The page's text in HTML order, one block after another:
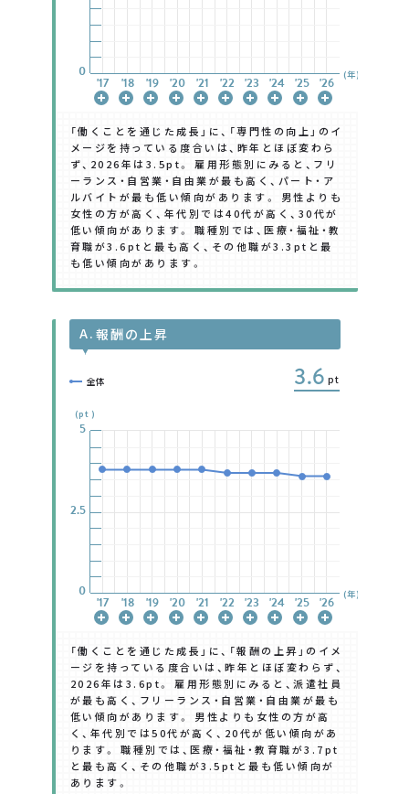
(年)
'17 '18 '19 '20 '21 '22 '23 '24 '25 '26
0
'17 '18 '19 '20 '21 '22 '23 '24 '25 '26
0
'17 '18 '19 '20 '21 '22 '23 '24 '25 '26
0
'17 '18 '19 '20 '21 '22 '23 '24 '25 '26
0
'17 '18 '19 '20 '21 '22 '23 '24 '25 '26
0
'17 '18 '19 '20 '21 '22 '23 '24 '25 '26
0
'17 '18 '19 '20 '21 '22 '23 '24 '25 '26
0
「働くことを通じた成長」に、「専門性の向上」のイ
メージを持っている度合いは、昨年とほぼ変わら
ず、2026年は3.5pt。 雇用形態別にみると、フリ
ーランス・自営業・自由業が最も高く、パート・ア
ルバイトが最も低い傾向があります。 男性よりも
女性の方が高く、年代別では40代が高く、30代が
低い傾向があります。 職種別では、医療・福祉・教
育職が3.6ptと最も高く、その他職が3.3ptと最
も低い傾向があります。
A. 報酬の上昇
3.6 pt
全体
(年)
(pt)
'17 '18 '19 '20 '21 '22 '23 '24 '25 '26
0
2.5
5
'17 '18 '19 '20 '21 '22 '23 '24 '25 '26
0
2.5
5
'17 '18 '19 '20 '21 '22 '23 '24 '25 '26
0
2.5
5
'17 '18 '19 '20 '21 '22 '23 '24 '25 '26
0
2.5
5
'17 '18 '19 '20 '21 '22 '23 '24 '25 '26
0
2.5
5
'17 '18 '19 '20 '21 '22 '23 '24 '25 '26
0
2.5
5
'17 '18 '19 '20 '21 '22 '23 '24 '25 '26
0
2.5
5
「働くことを通じた成長」に、「報酬の上昇」のイメ
ージを持っている度合いは、昨年とほぼ変わらず、
2026年は3.6pt。 雇用形態別にみると、派遣社員
が最も高く、フリーランス・自営業・自由業が最も
低い傾向があります。 男性よりも女性の方が高
く、年代別では50代が高く、20代が低い傾向があ
ります。 職種別では、医療・福祉・教育職が3.7pt
と最も高く、その他職が3.5ptと最も低い傾向が
あります。